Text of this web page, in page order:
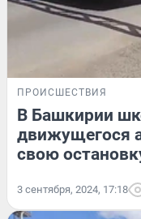
ПРОИСШЕСТВИЯ
В Башкирии
движущегося
свою
3 сентября, 2024, 17:18